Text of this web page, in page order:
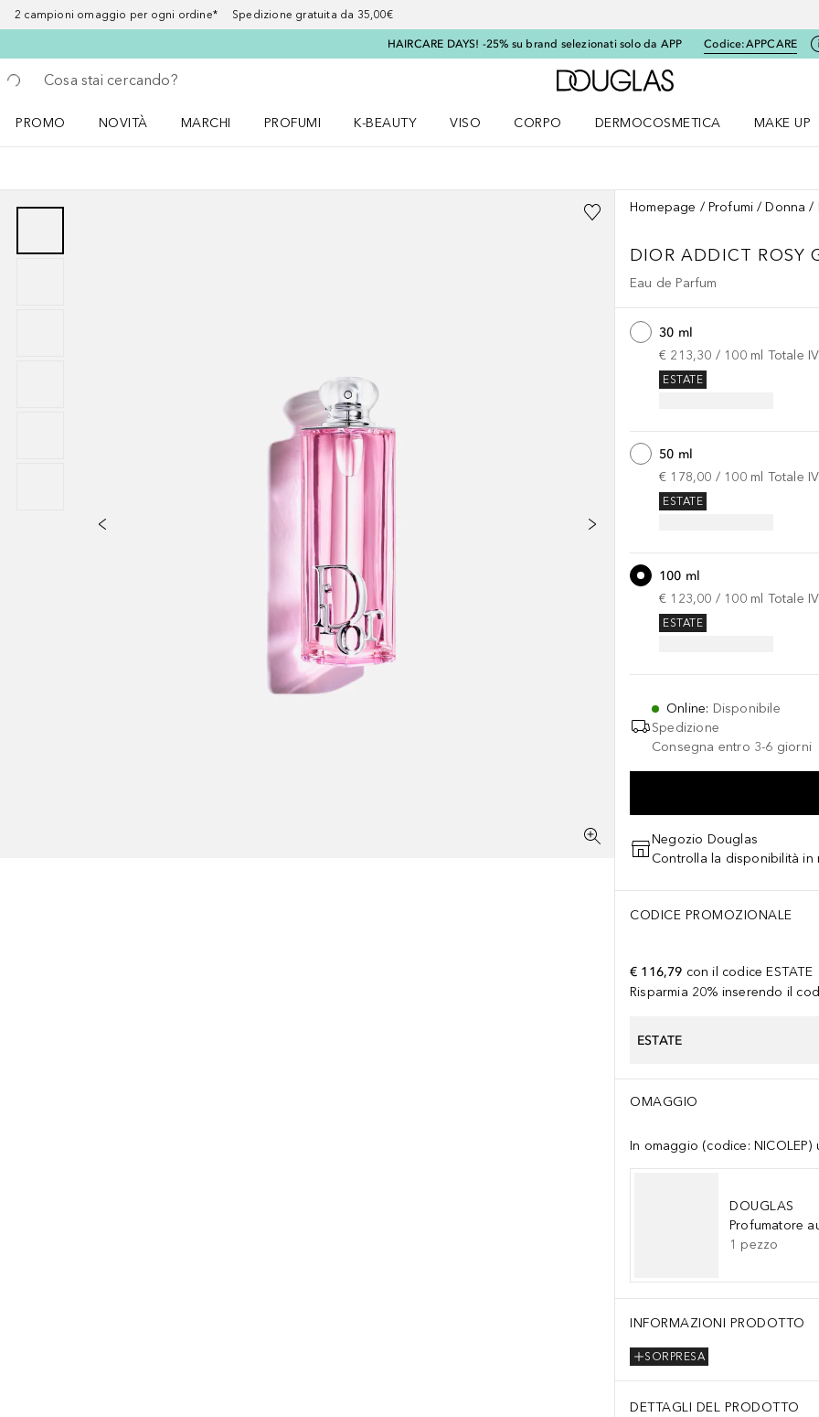
2 campioni omaggio per ogni ordine* Spedizione gratuita da 35,00€
HAIRCARE DAYS! -25% su brand selezionati solo da APP Codice:APPCARE
Torna indietro
Esegui ricerca
A Douglas Home
PROMO
NOVITÀ
MARCHI
PROFUMI
K-BEAUTY
VISO
CORPO
DERMOCOSMETICA
MAKE UP
Homepage Profumi Donna
DIOR ADDICT ROSY
Eau de Parfum
30 ml
€ 213,30 / 100 ml Totale
ESTATE
50 ml
€ 178,00 / 100 ml Totale
ESTATE
100 ml
€ 123,00 / 100 ml Totale
ESTATE
Online: Disponibile
Spedizione
Consegna entro 3-6 giorni
Negozio Douglas
Controlla la disponibilità in
CODICE PROMOZIONALE
€ 116,79 con il codice ESTATE
Risparmia 20% inserendo il
ESTATE
OMAGGIO
In omaggio (codice:
DOUGLAS
Profumatore
1 pezzo
INFORMAZIONI PRODOTTO
SORPRESA
DETTAGLI DEL PRODOTTO